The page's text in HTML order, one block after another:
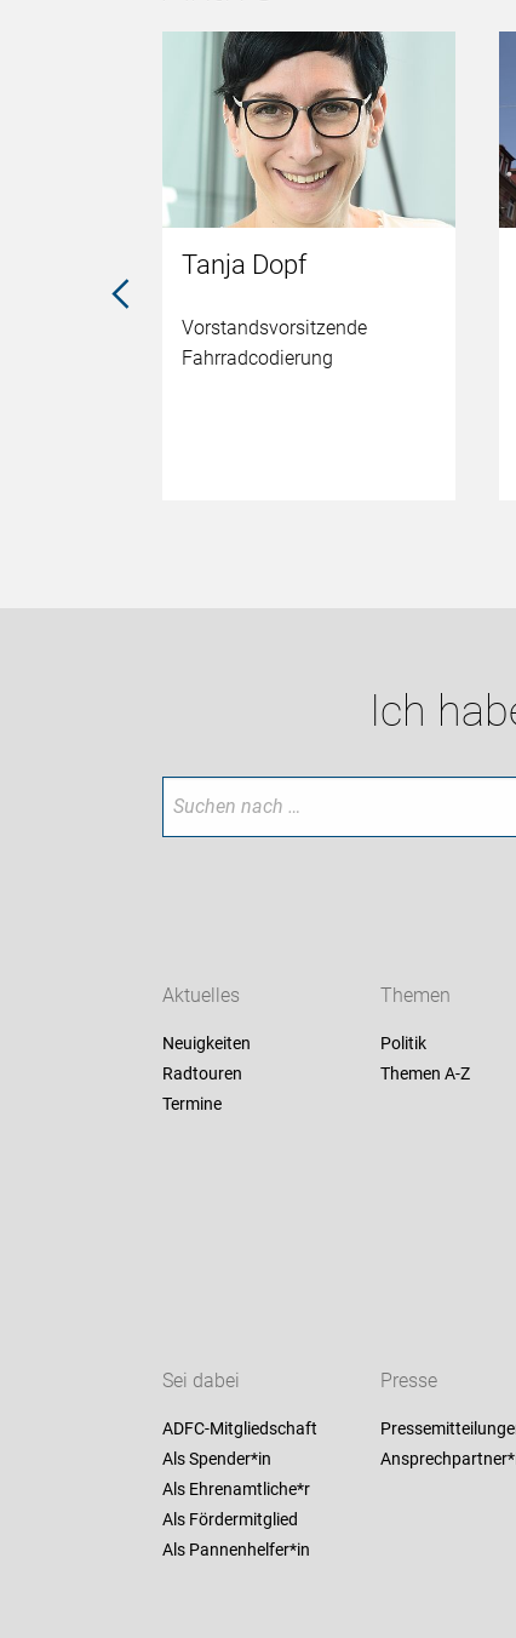
Tanja Dopf
Vorstandsvorsitzende
Fahrradcodierung
Ich
Aktuelles
Neuigkeiten
Radtouren
Termine
Themen
Politik
Themen A-Z
Sei dabei
ADFC-Mitgliedschaft
Als Spender*in
Als Ehrenamtliche*r
Als Fördermitglied
Als Pannenhelfer*in
Presse